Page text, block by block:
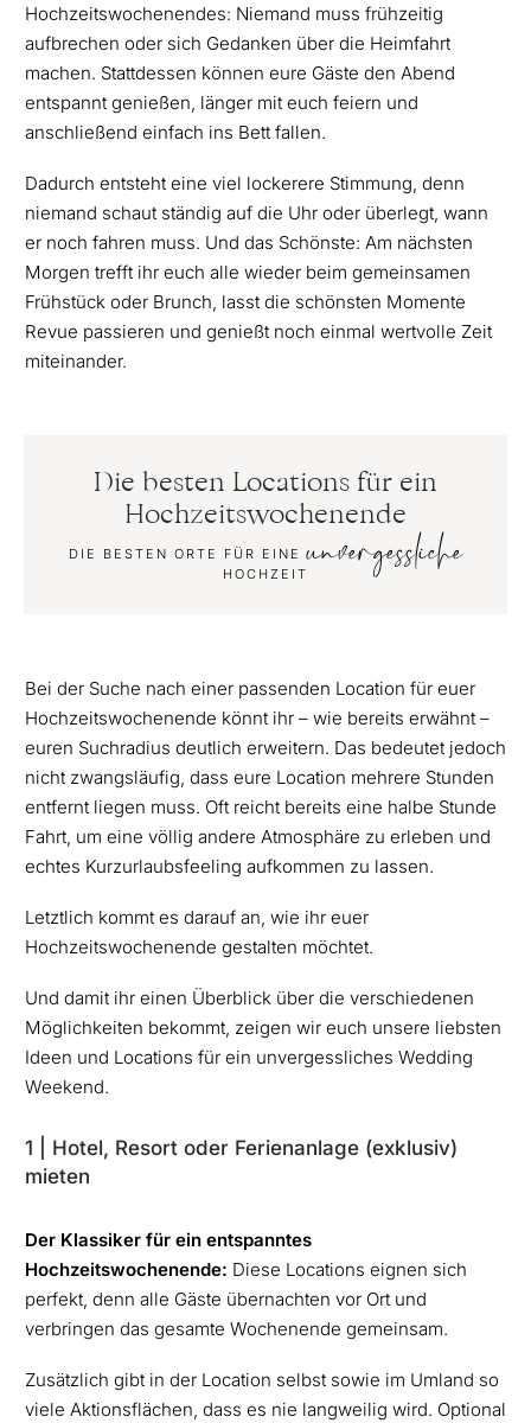
Hochzeitswochenendes: Niemand muss frühzeitig
aufbrechen oder sich Gedanken über die Heimfahrt
machen. Stattdessen können eure Gäste den Abend
entspannt genießen, länger mit euch feiern und
anschließend einfach ins Bett fallen.
Dadurch entsteht eine viel lockerere Stimmung, denn
niemand schaut ständig auf die Uhr oder überlegt, wann
er noch fahren muss. Und das Schönste: Am nächsten
Morgen trefft ihr euch alle wieder beim gemeinsamen
Frühstück oder Brunch, lasst die schönsten Momente
Revue passieren und genießt noch einmal wertvolle Zeit
miteinander.
Die besten Locations für ein
Hochzeitswochenende
DIE BESTEN ORTE FÜR EINEunvergessliche
HOCHZEIT
Bei der Suche nach einer passenden Location für euer
Hochzeitswochenende könnt ihr – wie bereits erwähnt –
euren Suchradius deutlich erweitern. Das bedeutet jedoch
nicht zwangsläufig, dass eure Location mehrere Stunden
entfernt liegen muss. Oft reicht bereits eine halbe Stunde
Fahrt, um eine völlig andere Atmosphäre zu erleben und
echtes Kurzurlaubsfeeling aufkommen zu lassen.
Letztlich kommt es darauf an, wie ihr euer
Hochzeitswochenende gestalten möchtet.
Und damit ihr einen Überblick über die verschiedenen
Möglichkeiten bekommt, zeigen wir euch unsere liebsten
Ideen und Locations für ein unvergessliches Wedding
Weekend.
1 | Hotel, Resort oder Ferienanlage (exklusiv)
mieten
Der Klassiker für ein entspanntes
Hochzeitswochenende: Diese Locations eignen sich
perfekt, denn alle Gäste übernachten vor Ort und
verbringen das gesamte Wochenende gemeinsam.
Zusätzlich gibt in der Location selbst sowie im Umland so
viele Aktionsflächen, dass es nie langweilig wird. Optional